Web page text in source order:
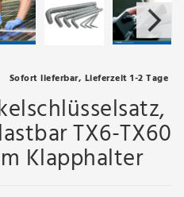
Sofort lieferbar, Lieferzeit 1-2 Tage
TX6-TX60
Klapphalter